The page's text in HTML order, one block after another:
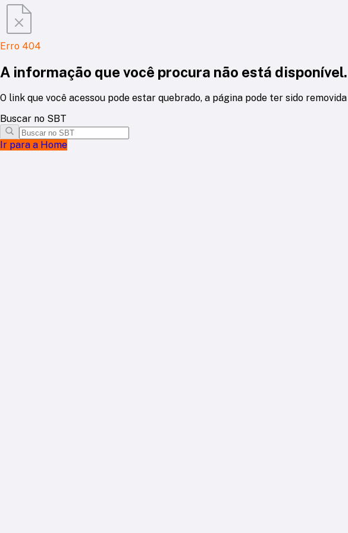
Erro 404
A informação que você procura não está disponível.
O link que você acessou pode estar quebrado, a página pode ter sido
Buscar no SBT
Ir para a Home